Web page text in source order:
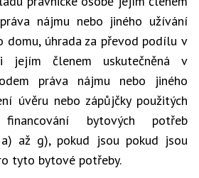
nájmu nebo jiného užívání
domu, úhrada za převod podílu v
jejím členem uskutečněná v
práva nájmu nebo jiného
úvěru nebo zápůjčky použitých
bytových potřeb
až g), pokud jsou pokud jsou
tyto bytové potřeby.